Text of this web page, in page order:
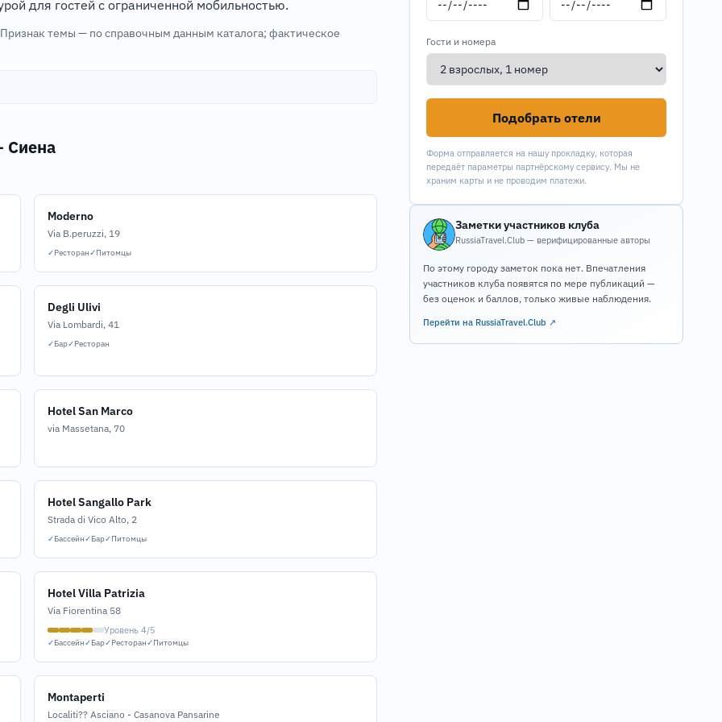
для гостей с ограниченной мобильностью.
темы — по справочным данным каталога; фактическое
Сиена
Moderno
Via B.peruzzi, 19
✓Ресторан✓Питомцы
Degli Ulivi
Via Lombardi, 41
✓Бар✓Ресторан
Hotel San Marco
via Massetana, 70
Hotel Sangallo Park
Strada di Vico Alto, 2
✓Бассейн✓Бар✓Питомцы
Hotel Villa Patrizia
Via Fiorentina 58
Уровень 4/5
✓Бассейн✓Бар✓Ресторан✓Питомцы
Montaperti
Localiti?? Asciano - Casanova Pansarine
Гости и номера
Подобрать отели
Форма отправляется на нашу прокладку, которая
передаёт параметры партнёрскому сервису. Мы не
храним карты и не проводим платежи.
Заметки участников клуба
RussiaTravel.Club — верифицированные авторы
По этому городу заметок пока нет. Впечатления
участников клуба появятся по мере публикаций —
без оценок и баллов, только живые наблюдения.
Перейти на RussiaTravel.Club ↗